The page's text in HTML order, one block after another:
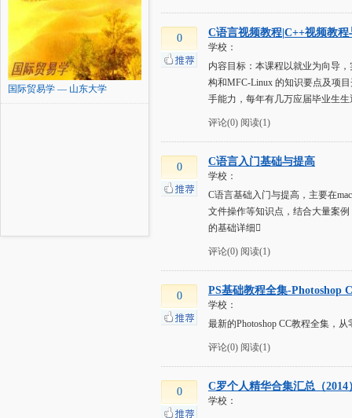
国际贸易学 — 山东大学
0 C语言视频教程|C++视频教
学校：
内容目标：本课程以就业为向导
构和MFC-Linux 的知识要点及项
手能力，每年有几万应届毕业生
评论(0) 阅读(1)
0 C语言入门基础与提高
学校：
C语言基础入门与提高，主要在
文件操作等知识点，结合大量案
的基础详细
评论(0) 阅读(1)
0 PS基础教程全集-Photoshop C
学校：
最新的Photoshop CC教程全集，
评论(0) 阅读(1)
0 C罗个人精华合集汇总（2014
学校：